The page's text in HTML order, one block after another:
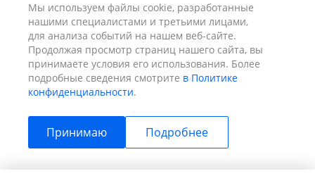
Мы используем файлы cookie, разработанные
нашими специалистами и третьими лицами,
для анализа событий на нашем веб-сайте.
Продолжая просмотр страниц нашего сайта, вы
принимаете условия его использования. Более
подробные сведения смотрите в Политике
конфиденциальности.
Принимаю Подробнее
+7 (391) 298-00-11 Заказать звонок
г. Красноярск, пер. Телевизорный 9 "А" ООО "ПРИЗМ"